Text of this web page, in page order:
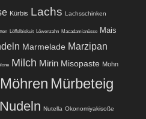
Kürbis Lachs Lachsschinken
Löffelbiskuit Löwenzahn Macadamianüsse Mais
Marmelade Marzipan
Milch Mirin Misopaste Mohn
Möhren Mürbeteig
Nudeln Nutella Okonomiyakisoße